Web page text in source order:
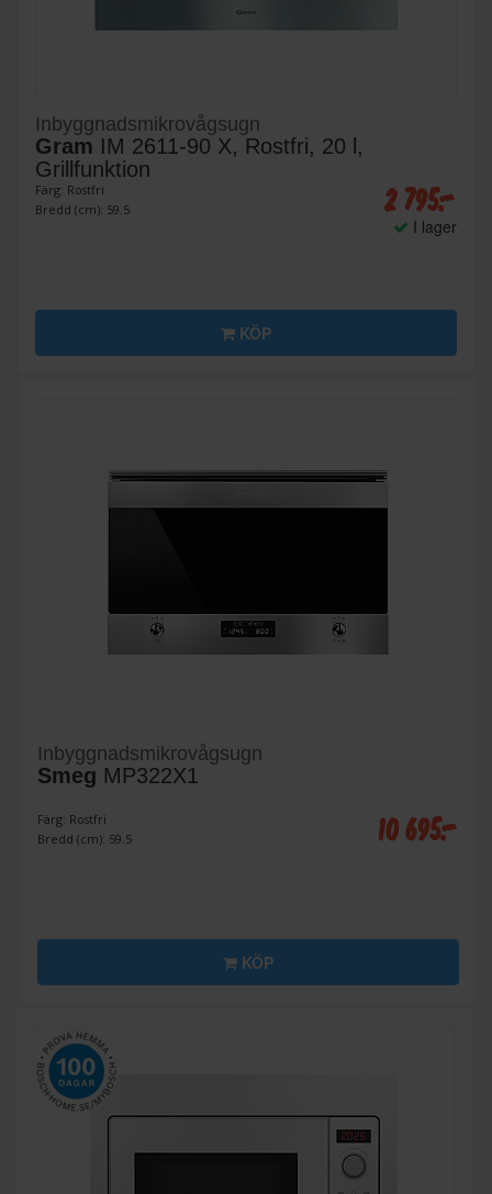
Inbyggnadsmikrovågsugn
Gram IM 2611-90 X, Rostfri, 20 l,
Grillfunktion
Färg: Rostfri
Bredd (cm): 59.5
2 795:-
I lager
KÖP
Inbyggnadsmikrovågsugn
Smeg MP322X1
Färg: Rostfri
Bredd (cm): 59.5
10 695:-
KÖP